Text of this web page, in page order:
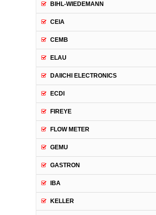
BIHL-WIEDEMANN
CEIA
CEMB
ELAU
DAIICHI ELECTRONICS
ECDI
FIREYE
FLOW METER
GEMU
GASTRON
IBA
KELLER